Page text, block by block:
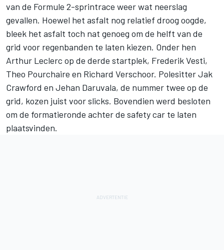
van de Formule 2-sprintrace weer wat neerslag
gevallen. Hoewel het asfalt nog relatief droog oogde,
bleek het asfalt toch nat genoeg om de helft van de
grid voor regenbanden te laten kiezen. Onder hen
Arthur Leclerc op de derde startplek, Frederik Vesti,
Theo Pourchaire en Richard Verschoor. PolesitterJak
Crawford en Jehan Daruvala, de nummer twee op de
grid, kozen juist voor slicks. Bovendien werd besloten
om de formatieronde achter de safety car te laten
plaatsvinden.